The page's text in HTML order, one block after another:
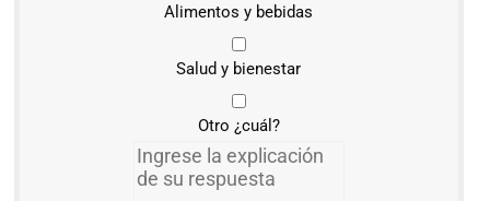
Alimentos y bebidas
Salud y bienestar
Otro ¿cuál?